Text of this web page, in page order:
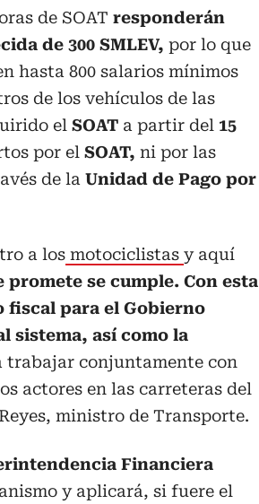
de SOAT responderán
de 300 SMLEV, por lo que
hasta 800 salarios mínimos
de los vehículos de las
el SOAT a partir del 15
por el SOAT, ni por las
de la Unidad de Pago por
a los motociclistas y aquí
promete se cumple. Con esta
fiscal para el Gobierno
sistema, así como la
trabajar conjuntamente con
actores en las carreteras del
ministro de Transporte.
Financiera
y aplicará, si fuere el